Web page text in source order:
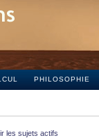
PHILOSOPHIE
les sujets actifs